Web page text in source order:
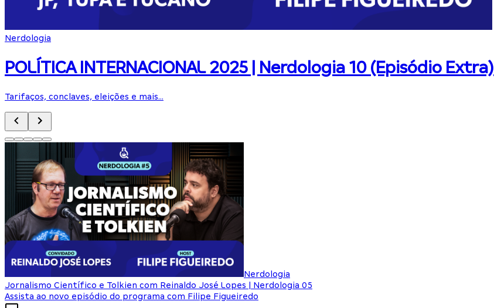
Nerdologia
POLÍTICA INTERNACIONAL 2025 | Nerdologia 10 (Episódio Extra)
Tarifaços, conclaves, eleições e mais...
Nerdologia
Jornalismo Científico e Tolkien com Reinaldo José Lopes | Nerdologia 05
Assista ao novo episódio do programa com Filipe Figueiredo